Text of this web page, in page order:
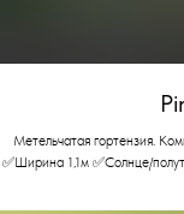
Метельчатая гортензия.
✅Ширина 1,1м ✅Солнце/